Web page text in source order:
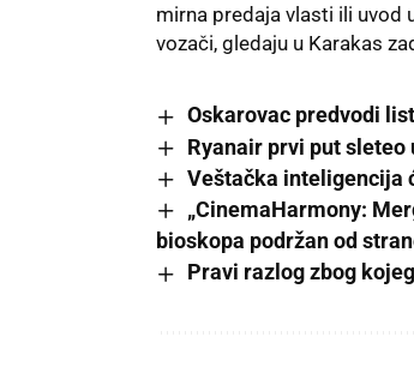
mirna predaja vlasti ili uvod
vozači, gledaju u Karakas
Oskarovac predvodi
Ryanair prvi put sleteo
Veštačka inteligencija
„CinemaHarmony:
bioskopa podržan od
Pravi razlog zbog